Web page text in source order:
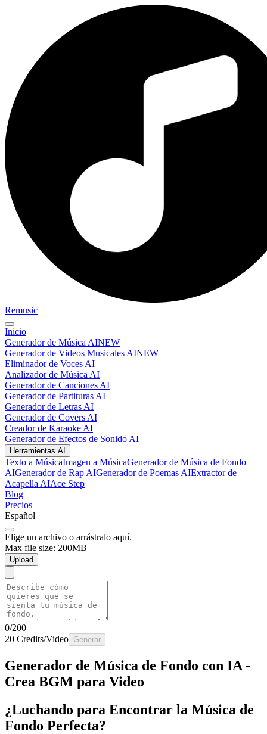
Remusic
Inicio
Generador de Música AINEW
Generador de Videos Musicales AINEW
Eliminador de Voces AI
Analizador de Música AI
Generador de Canciones AI
Generador de Partituras AI
Generador de Letras AI
Generador de Covers AI
Creador de Karaoke AI
Generador de Efectos de Sonido AI
Herramientas AI
Texto a MúsicaImagen a MúsicaGenerador de Música de Fondo
AIGenerador de Rap AIGenerador de Poemas AIExtractor de
Acapella AIAce Step
Blog
Precios
Español
Elige un archivo o arrástralo aquí.
Max file size: 200MB
Upload
0/200
20 Credits/Video Generar
Generador de Música de Fondo con IA -
Crea BGM para Video
¿Luchando para Encontrar la Música de
Fondo Perfecta?